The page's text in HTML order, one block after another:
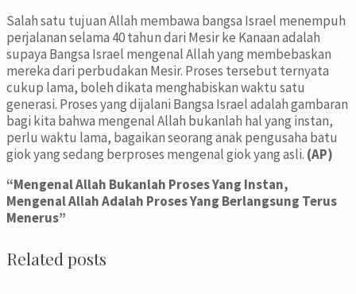
Salah satu tujuan Allah membawa bangsa Israel menempuh
perjalanan selama 40 tahun dari Mesir ke Kanaan adalah
supaya Bangsa Israel mengenal Allah yang membebaskan
mereka dari perbudakan Mesir. Proses tersebut ternyata
cukup lama, boleh dikata menghabiskan waktu satu
generasi. Proses yang dijalani Bangsa Israel adalah gambaran
bagi kita bahwa mengenal Allah bukanlah hal yang instan,
perlu waktu lama, bagaikan seorang anak pengusaha batu
giok yang sedang berproses mengenal giok yang asli. (AP)
“Mengenal Allah Bukanlah Proses Yang Instan,
Mengenal Allah Adalah Proses Yang Berlangsung Terus
Menerus”
Related posts